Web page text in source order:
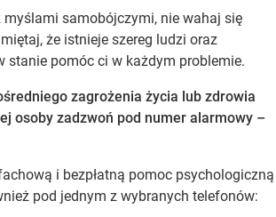
samobójczymi, nie wahaj się
że istnieje szereg ludzi oraz
stanie pomóc ci w każdym problemie.
zagrożenia życia lub zdrowia
osoby zadzwoń pod numer alarmowy –
i bezpłatną pomoc psychologiczną
pod jednym z wybranych telefonów: